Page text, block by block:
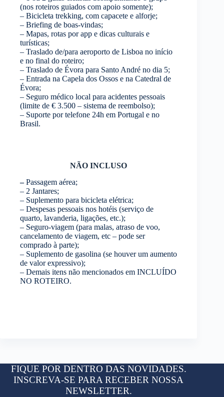
(nos roteiros guiados com apoio somente);
– Bicicleta trekking, com capacete e alforje;
– Briefing de boas-vindas;
– Mapas, rotas por app e dicas culturais e
turísticas;
– Traslado de/para aeroporto de Lisboa no início
e no final do roteiro;
– Traslado de Évora para Santo André no dia 5;
– Entrada na Capela dos Ossos e na Catedral de
Évora;
– Seguro médico local para acidentes pessoais
(limite de € 3.500 – sistema de reembolso);
– Suporte por telefone 24h em Portugal e no
Brasil.
NÃO INCLUSO
–Passagem aérea;
– 2 Jantares;
– Suplemento para bicicleta elétrica;
– Despesas pessoais nos hotéis (serviço de
quarto, lavanderia, ligações, etc.);
– Seguro-viagem (para malas, atraso de voo,
cancelamento de viagem, etc – pode ser
comprado à parte);
– Suplemento de gasolina (se houver um aumento
de valor expressivo);
– Demais itens não mencionados em INCLUÍDO
NO ROTEIRO.
FIQUE POR DENTRO DAS NOVIDADES.
INSCREVA-SE PARA RECEBER NOSSA
NEWSLETTER.